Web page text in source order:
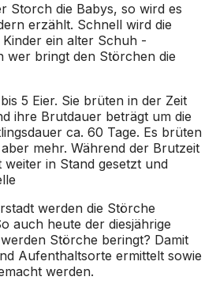
Storch die Babys, so wird es
erzählt. Schnell wird die
ein alter Schuh -
wer bringt den Störchen die
5 Eier. Sie brüten in der Zeit
ihre Brutdauer beträgt um die
ca. 60 Tage. Es brüten
mehr. Während der Brutzeit
weiter in Stand gesetzt und
werden die Störche
auch heute der diesjährige
Störche beringt? Damit
Aufenthaltsorte ermittelt sowie
werden.